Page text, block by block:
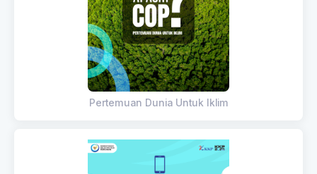
Pertemuan Dunia Untuk Iklim